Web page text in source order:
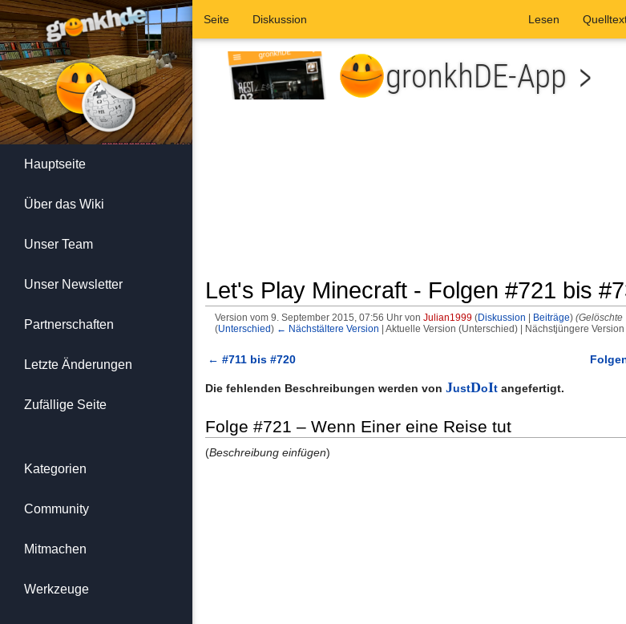
Let's Play Minecraft - Folgen #721 bis
Version vom 9. September 2015, 07:56 Uhr von Julian1999 (Diskussion Beiträge) (Gelöschte
(Unterschied) ← Nächstältere Version | Aktuelle Version (Unterschied) | Nächstjüngere
← #711 bis #720
Die fehlenden Beschreibungen werden von JustDoIt angefertigt.
Folge #721 – Wenn Einer eine Reise tut
(Beschreibung einfügen)
Seite Diskussion Lesen
Hauptseite
Über das Wiki
Unser Team
Unser Newsletter
Partnerschaften
Letzte Änderungen
Zufällige Seite
Kategorien
Community
Mitmachen
Werkzeuge